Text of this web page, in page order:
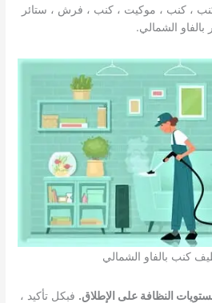
، كنب ، موكيت ، كنب ، فرش ، ستائر
بالفاو الشمالي.
كنب بالفاو الشمالي
النظافة على الإطلاق. فبكل تأكيد ،